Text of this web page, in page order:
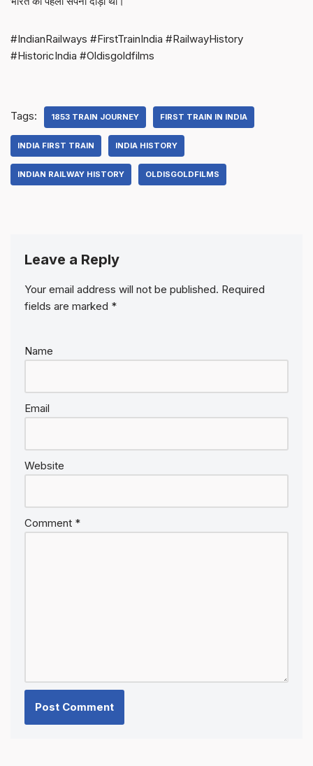
#IndianRailways #FirstTrainIndia #RailwayHistory
#HistoricIndia #Oldisgoldfilms
Tags: 1853 TRAIN JOURNEY FIRST TRAIN IN INDIA
INDIA FIRST TRAIN INDIA HISTORY
INDIAN RAILWAY HISTORY OLDISGOLDFILMS
Leave a Reply
Your email address will not be published. Required
fields are marked *
Name
Email
Website
Comment *